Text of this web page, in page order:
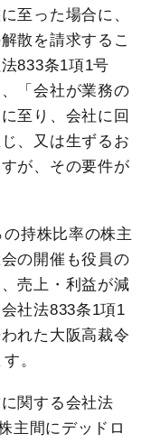
至った場合に、
散を請求するこ
833条1項1号
「会社が業務の
至り、会社に回
、又は生ずるお
が、その要件が
持株比率の株主
の開催も役員の
売上・利益が減
社法833条1項1
れた大阪高裁令
。
関する会社法
主間にデッドロ